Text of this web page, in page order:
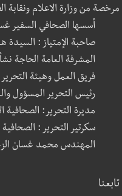
مرخصة من وزارة الاعلام ونقابة
أسسها الصحافي السفير
صاحبة الإمتياز : السيدة
المشرفة العامة الحاجة
فريق العمل وهيئة التحرير
رئيس التحرير المسؤول
مديرة التحرير:
سكرتير التحرير :
المهندس محمد غسان
تابعنا